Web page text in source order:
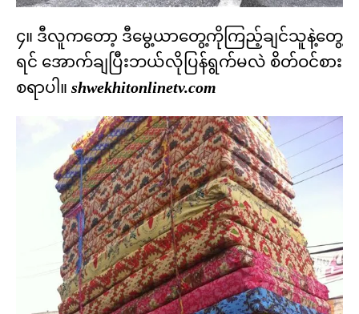
၄။ ဒီလူကတော့ ဒီမွေ့ယာတွေ့ကိုကြည့်ချင်သူနဲ့တွေ့
ရင် အောက်ချပြီးဘယ်လိုပြန်ရွက်မလဲ စိတ်ဝင်စား
စရာပါ။ shwekhitonlinetv.com